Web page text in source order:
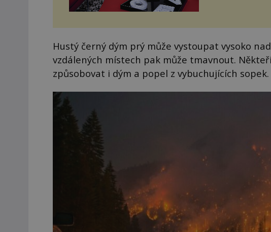
Hustý černý dým prý může vystoupat vysoko
vzdálených místech pak může tmavnout.
způsobovat i dým a popel z vybuchujících sopek.